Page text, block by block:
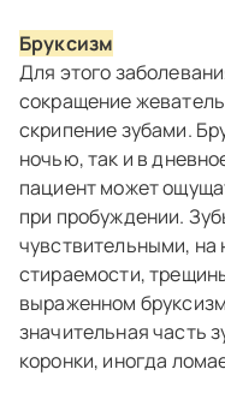
Бруксизм
Для этого
сокращение
скрипение зубами.
ночью, так и в
пациент может
при пробуждении.
чувствительными, на
стираемости,
выраженном
значительная часть
коронки, иногда